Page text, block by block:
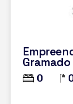
Gramado
0